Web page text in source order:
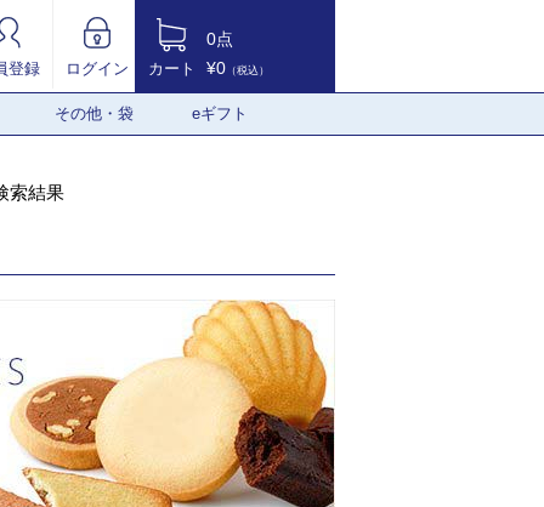
登録 ログイン カート
0点
¥0 （税込）
その他・袋 eギフト
索結果